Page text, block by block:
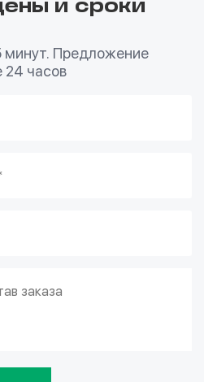
и сроки
минут. Предложение
24 часов